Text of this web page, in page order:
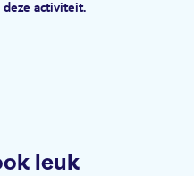
activiteit.
leuk